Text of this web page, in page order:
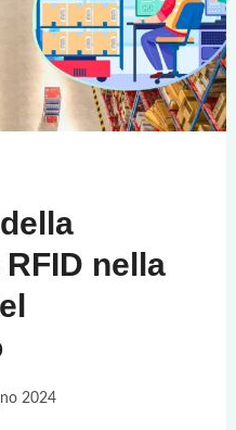
nella
2024